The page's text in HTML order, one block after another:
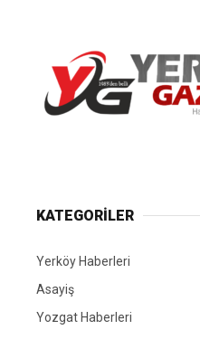
KATEGORİLER
Yerköy Haberleri
Asayiş
Yozgat Haberleri